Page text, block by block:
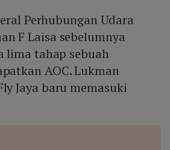
Perhubungan Udara
F Laisa sebelumnya
lima tahap sebuah
AOC. Lukman
Jaya baru memasuki